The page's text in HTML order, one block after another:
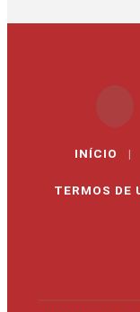
INÍCIO |
TERMOS DE